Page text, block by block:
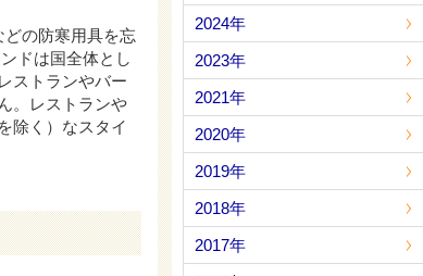
の防寒用具を忘
ドは国全体とし
ストランやバー
。レストランや
除く）なスタイ
2024年
2023年
2021年
2020年
2019年
2018年
2017年